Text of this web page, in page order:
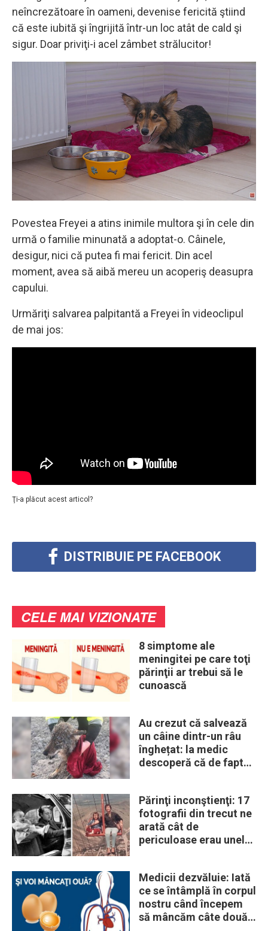
neîncrezătoare în oameni, devenise fericită ştiind
că este iubită şi îngrijită într-un loc atât de cald şi
sigur. Doar priviţi-i acel zâmbet strălucitor!
Povestea Freyei a atins inimile multora şi în cele din
urmă o familie minunată a adoptat-o. Câinele,
desigur, nici că putea fi mai fericit. Din acel
moment, avea să aibă mereu un acoperiş deasupra
capului.
Urmăriţi salvarea palpitantă a Freyei în videoclipul
de mai jos:
Ţi-a plăcut acest articol?
DISTRIBUIE PE FACEBOOK
CELE MAI VIZIONATE
8 simptome ale
meningitei pe care toţi
părinţii ar trebui să le
cunoască
Au crezut că salvează
un câine dintr-un râu
înghețat: la medic
descoperă că de fapt
Părinţi inconştienţi: 17
fotografii din trecut ne
arată cât de
periculoase erau unele
Medicii dezvăluie: Iată
ce se întâmplă în corpul
nostru când începem
să mâncăm câte două